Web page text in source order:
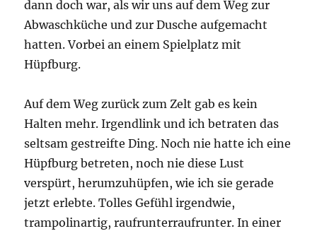
dann doch war, als wir uns auf dem Weg zur
Abwaschküche und zur Dusche aufgemacht
hatten. Vorbei an einem Spielplatz mit
Hüpfburg.
Auf dem Weg zurück zum Zelt gab es kein
Halten mehr. Irgendlink und ich betraten das
seltsam gestreifte Ding. Noch nie hatte ich eine
Hüpfburg betreten, noch nie diese Lust
verspürt, herumzuhüpfen, wie ich sie gerade
jetzt erlebte. Tolles Gefühl irgendwie,
trampolinartig, raufrunterraufrunter. In einer